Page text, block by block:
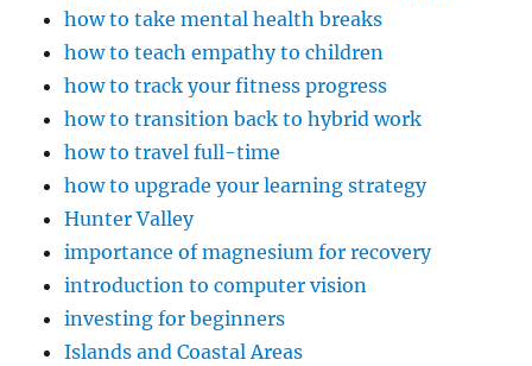
how to take mental health breaks
how to teach empathy to children
how to track your fitness progress
how to transition back to hybrid work
how to travel full-time
how to upgrade your learning strategy
Hunter Valley
importance of magnesium for recovery
introduction to computer vision
investing for beginners
Islands and Coastal Areas